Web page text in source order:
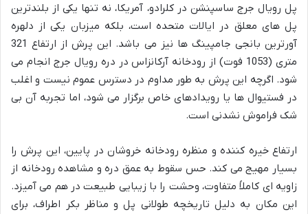
پل رویال جرج ساسپنشن در کلرادو، آمریکا، نه تنها یکی از بلندترین
پل های معلق در ایالات متحده است، بلکه میزبان یکی از دلهره
آورترین بانجی جامپینگ ها نیز می باشد. این پرش از ارتفاع 321
متری (1053 فوت) از رودخانه آرکانزاس در دره رویال جرج انجام می
شود. اگرچه این پرش به طور مداوم در دسترس عموم نیست و اغلب
در فستیوال ها یا رویدادهای خاص برگزار می شود، اما تجربه آن بی
شک فراموش نشدنی است.
ارتفاع خیره کننده و منظره رودخانه خروشان در پایین، این پرش را
بسیار مهیج می کند. حس سقوط به عمق دره و مشاهده رودخانه از
زاویه ای کاملاً متفاوت، وحشت را با زیبایی طبیعت در هم می آمیزد.
این مکان به دلیل تاریخچه طولانی پل و مناظر بکر اطراف، برای